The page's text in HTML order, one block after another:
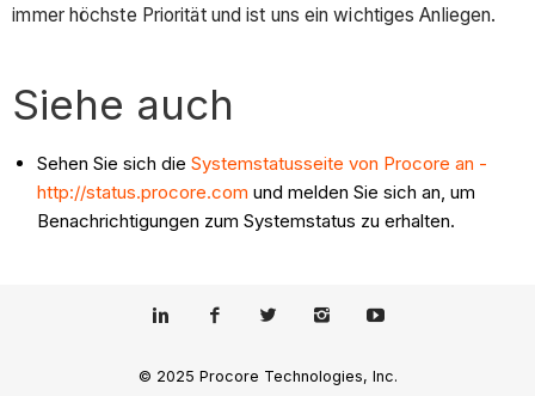
immer höchste Priorität und ist uns ein wichtiges Anliegen.
Siehe auch
Sehen Sie sich dieSystemstatusseite von Procore an -
http://status.procore.com und melden Sie sich an, um
Benachrichtigungen zum Systemstatus zu erhalten.
© 2025 Procore Technologies, Inc.